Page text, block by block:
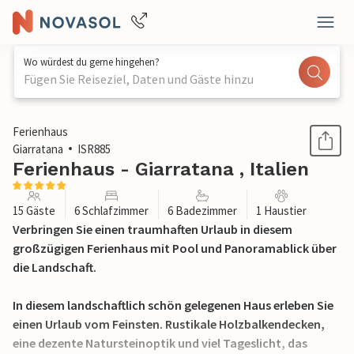
Wo würdest du gerne hingehen?
Fügen Sie Reiseziel, Daten und Gäste hinzu
1 / 24
Ferienhaus
Giarratana
ISR885
Ferienhaus - Giarratana , Italien
15 Gäste 6 Schlafzimmer 6 Badezimmer 1 Haustier
Verbringen Sie einen traumhaften Urlaub in diesem
großzügigen Ferienhaus mit Pool und Panoramablick über
die Landschaft.
In diesem landschaftlich schön gelegenen Haus erleben Sie
einen Urlaub vom Feinsten. Rustikale Holzbalkendecken,
eine dezente Natursteinoptik und viel Tageslicht, das